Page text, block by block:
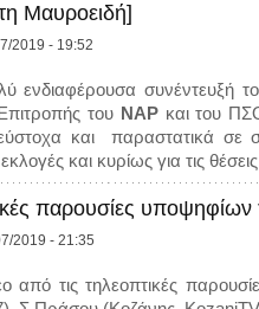
Μαυροειδή]
2019 - 19:52
ενδιαφέρουσα συνέντευξή
τουΝΑΡκαι του
και παραστατικά σε
και κυρίως για τις
παρουσίες
2019 - 21:35
από τις τηλεοπτικές